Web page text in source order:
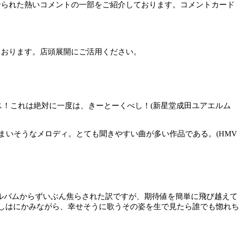
れた熱いコメントの一部をご紹介しております。コメントカード
ります。店頭展開にご活用ください。
これは絶対に一度は、きーとーくべし！(新星堂成田ユアエルム
そうなメロディ。とても聞きやすい曲が多い作品である。(HMV
ムからずいぶん焦らされた訳ですが、期待値を簡単に飛び越えて
にかみながら、幸せそうに歌うその姿を生で見たら誰でも惚れち